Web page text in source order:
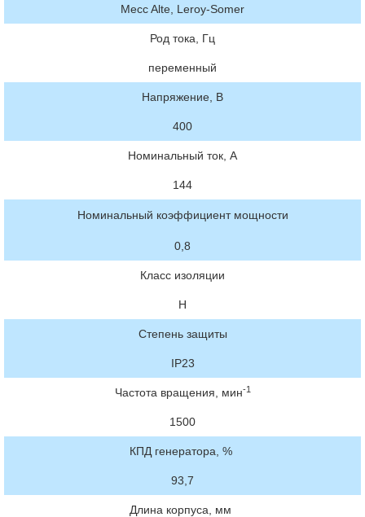
Mecc Alte, Leroy-Somer
Род тока, Гц
переменный
Напряжение, В
400
Номинальный ток, А
144
Номинальный коэффициент мощности
0,8
Класс изоляции
H
Степень защиты
IP23
Частота вращения, мин-1
1500
КПД генератора, %
93,7
Длина корпуса, мм